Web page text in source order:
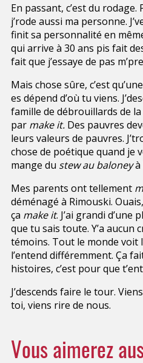
En passant, c’est du rodage.
j’rode aussi ma personne.
finit sa personnalité en
qui arrive à 30 ans pis fait
fait que j’essaye de pas
Mais chose sûre, c’est
es dépend d’où tu viens.
famille de débrouillards de
par make it.Des pauvres
leurs valeurs de pauvres.
chose de poétique quand je
mange du stew au baloneyà
Mes parents ont tellement
déménagé à Rimouski.
ça make it. J’ai grandi d’une
que tu sais toute. Y’a aucun
témoins. Tout le monde voit
l’entend différemment. Ça
histoires, c’est pour que
J’descends faire le tour.
toi, viens rire de nous.
Vous aimerez